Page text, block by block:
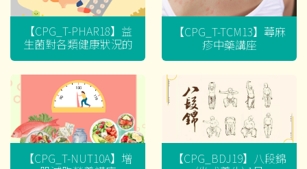
【CPG_T-PHAR18】益
生菌對各類健康狀況的
迷思
【CPG_T-TCM13】蕁麻
疹中藥講座
【CPG_T-NUT10A】增 【CPG_BDJ19】八段錦